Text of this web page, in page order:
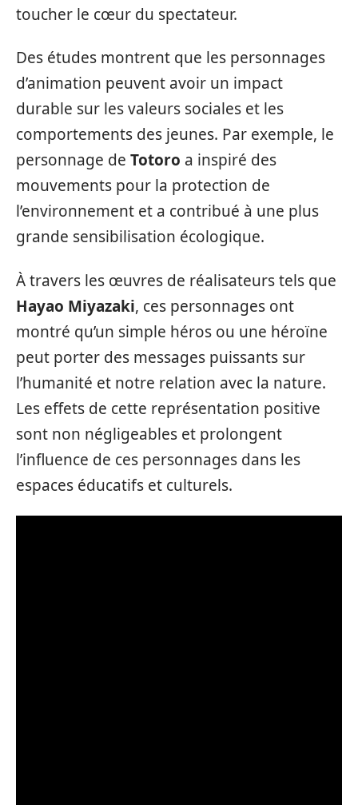
toucher le cœur du spectateur.
Des études montrent que les personnages
d’animation peuvent avoir un impact
durable sur les valeurs sociales et les
comportements des jeunes. Par exemple, le
personnage de Totoro a inspiré des
mouvements pour la protection de
l’environnement et a contribué à une plus
grande sensibilisation écologique.
À travers les œuvres de réalisateurs tels que
Hayao Miyazaki, ces personnages ont
montré qu’un simple héros ou une héroïne
peut porter des messages puissants sur
l’humanité et notre relation avec la nature.
Les effets de cette représentation positive
sont non négligeables et prolongent
l’influence de ces personnages dans les
espaces éducatifs et culturels.